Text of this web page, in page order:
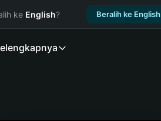
ke English? Beralih ke English